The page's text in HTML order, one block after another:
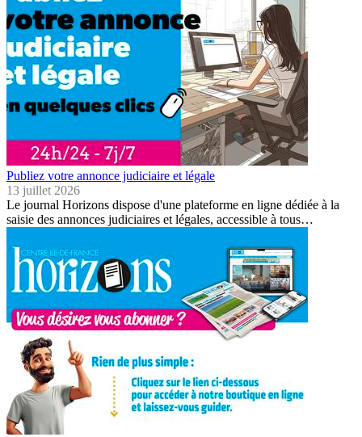
Publiez votre annonce judiciaire et légale
13 juillet 2026
Le journal Horizons dispose d'une plateforme en ligne dédiée à la
saisie des annonces judiciaires et légales, accessible à tous…